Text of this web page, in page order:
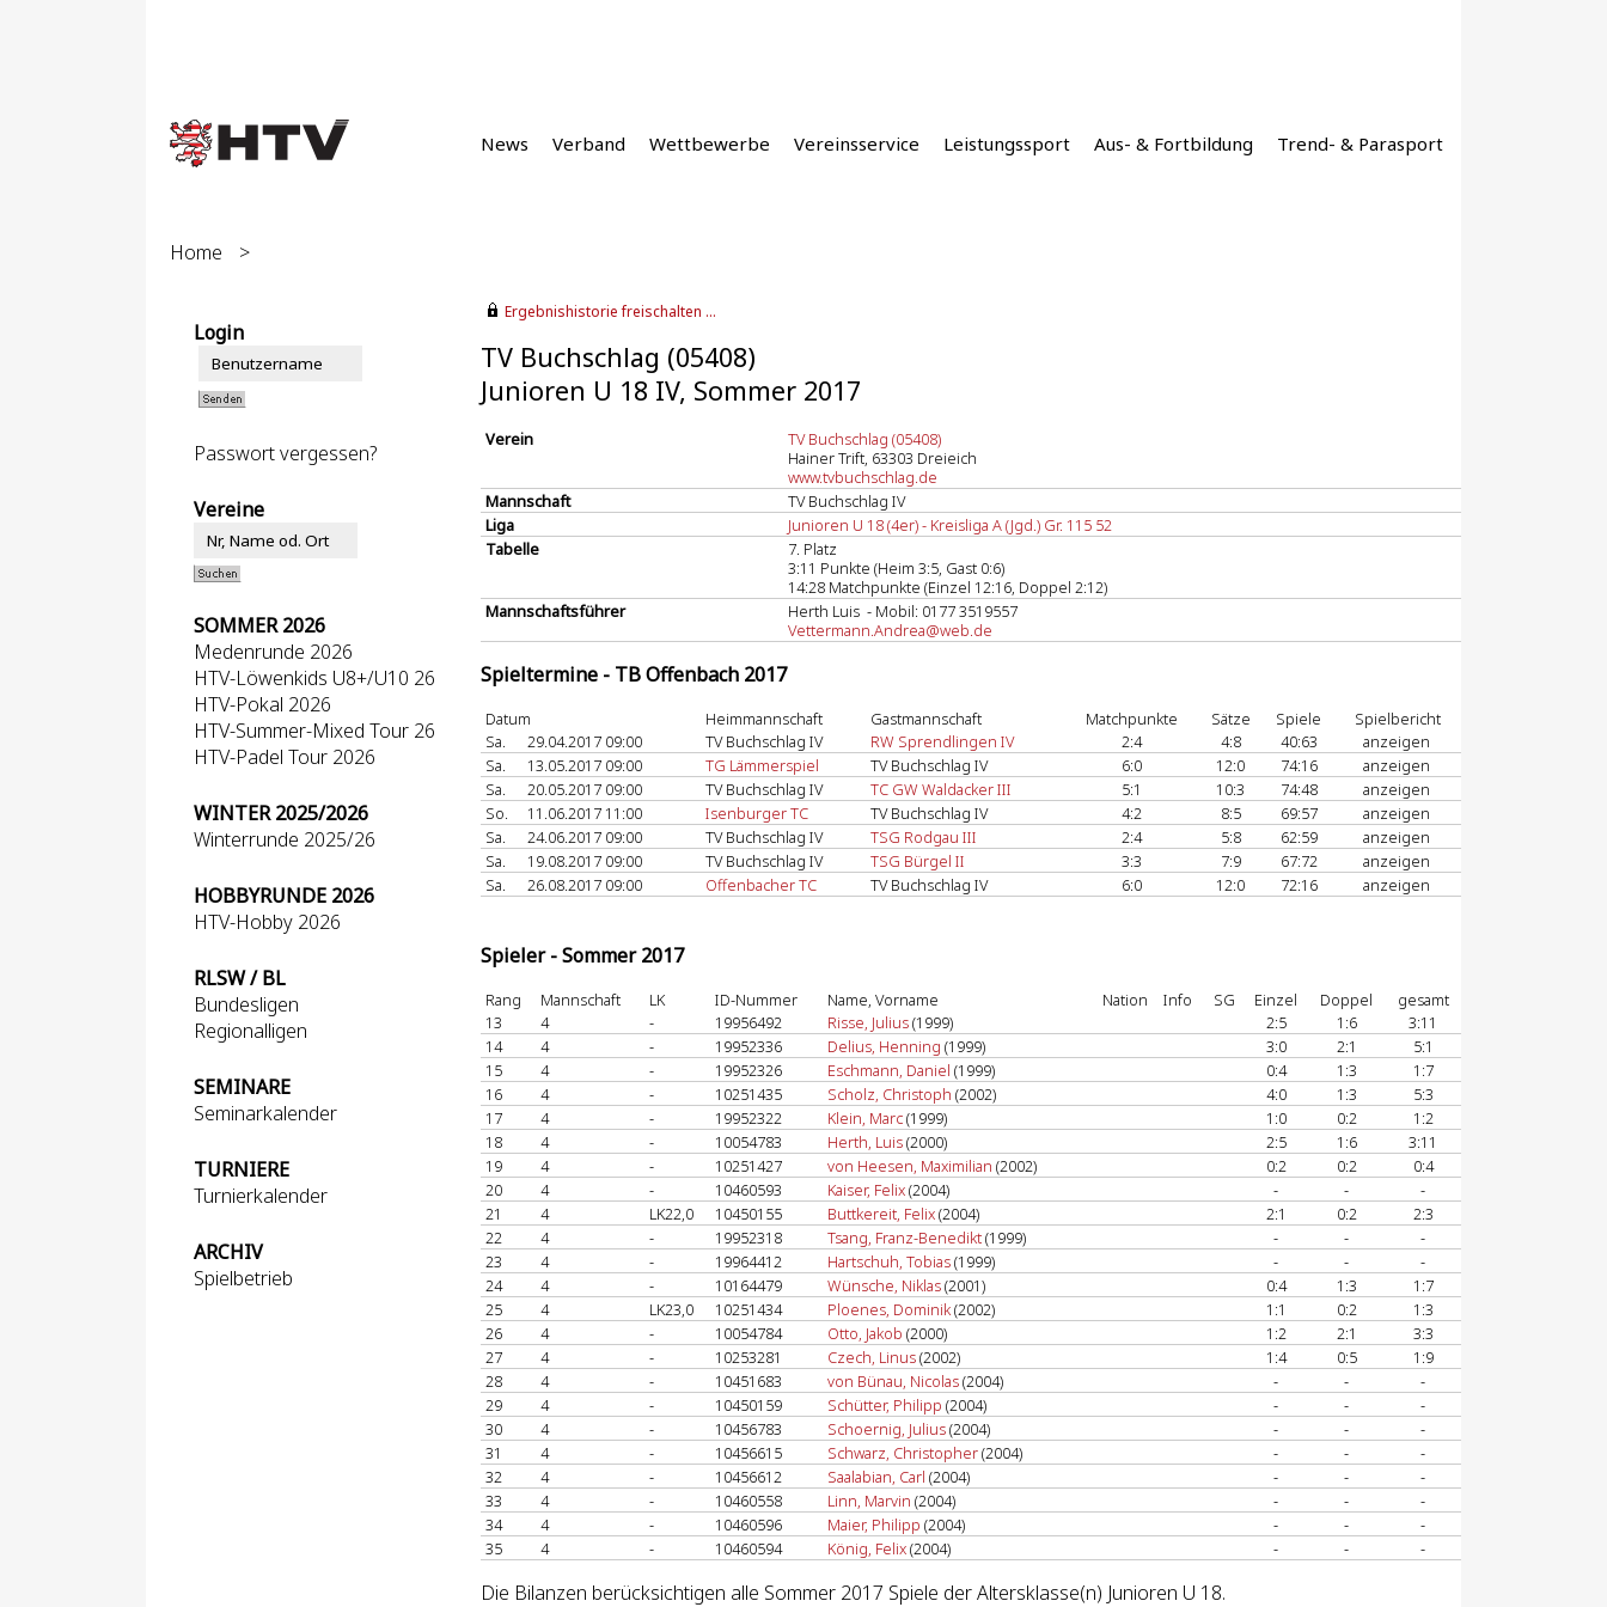
News Verband Wettbewerbe Vereinsservice Leistungssport Aus- & Fortbildung Trend- & Parasport
Home >
Login
Passwort vergessen?
Vereine
SOMMER 2026
Medenrunde 2026
HTV-Löwenkids U8+/U10 26
HTV-Pokal 2026
HTV-Summer-Mixed Tour 26
HTV-Padel Tour 2026
WINTER 2025/2026
Winterrunde 2025/26
HOBBYRUNDE 2026
HTV-Hobby 2026
RLSW / BL
Bundesligen
Regionalligen
SEMINARE
Seminarkalender
TURNIERE
Turnierkalender
ARCHIV
Spielbetrieb
Ergebnishistorie freischalten ...
TV Buchschlag (05408)
Junioren U 18 IV, Sommer 2017
Verein
TV Buchschlag (05408)
Hainer Trift, 63303 Dreieich
www.tvbuchschlag.de
Mannschaft
TV Buchschlag IV
Liga
Junioren U 18 (4er) - Kreisliga A (Jgd.) Gr. 115 52
Tabelle
7. Platz
3:11 Punkte (Heim 3:5, Gast 0:6)
14:28 Matchpunkte (Einzel 12:16, Doppel 2:12)
Mannschaftsführer
Herth Luis - Mobil: 0177 3519557
Vettermann.Andrea@web.de
Spieltermine - TB Offenbach 2017
Datum Heimmannschaft Gastmannschaft Matchpunkte Sätze Spiele
Spielbericht
Sa.
29.04.2017 09:00 TV Buchschlag IV RW Sprendlingen IV 2:4 4:8 40:63
anzeigen
Sa.
13.05.2017 09:00 TG Lämmerspiel TV Buchschlag IV 6:0 12:0 74:16
anzeigen
Sa.
20.05.2017 09:00 TV Buchschlag IV TC GW Waldacker III 5:1 10:3 74:48
anzeigen
So.
11.06.2017 11:00 Isenburger TC TV Buchschlag IV 4:2 8:5 69:57
anzeigen
Sa.
24.06.2017 09:00 TV Buchschlag IV TSG Rodgau III 2:4 5:8 62:59
anzeigen
Sa.
19.08.2017 09:00 TV Buchschlag IV TSG Bürgel II 3:3 7:9 67:72
anzeigen
Sa.
26.08.2017 09:00 Offenbacher TC TV Buchschlag IV 6:0 12:0 72:16 anzeigen
Spieler - Sommer 2017
Rang Mannschaft LK ID-Nummer Name, Vorname Nation Info SG Einzel Doppel
gesamt
13
4 - 19956492 Risse, Julius(1999) 2:5 1:6
3:11
14
4 - 19952336 Delius, Henning (1999) 3:0 2:1
5:1
15
4 - 19952326 Eschmann, Daniel (1999) 0:4 1:3
1:7
16
4 - 10251435 Scholz, Christoph (2002) 4:0 1:3
5:3
17
4 - 19952322 Klein, Marc(1999) 1:0 0:2
1:2
18
4 - 10054783 Herth, Luis(2000) 2:5 1:6
3:11
19
4 - 10251427 von Heesen, Maximilian (2002) 0:2 0:2
0:4
20
4 - 10460593 Kaiser, Felix(2004) - -
-
21
4 LK22,0 10450155 Buttkereit, Felix(2004) 2:1 0:2
2:3
22
4 - 19952318 Tsang, Franz-Benedikt(1999) - -
-
23
4 - 19964412 Hartschuh, Tobias(1999) - -
-
24
4 - 10164479 Wünsche, Niklas(2001) 0:4 1:3
1:7
25
4 LK23,0 10251434 Ploenes, Dominik(2002) 1:1 0:2
1:3
26
4 - 10054784 Otto, Jakob (2000) 1:2 2:1
3:3
27
4 - 10253281 Czech, Linus(2002) 1:4 0:5
1:9
28
4 - 10451683 von Bünau, Nicolas(2004) - -
-
29
4 - 10450159 Schütter, Philipp (2004) - -
-
30
4 - 10456783 Schoernig, Julius(2004) - -
-
31
4 - 10456615 Schwarz, Christopher(2004) - -
-
32
4 - 10456612 Saalabian, Carl (2004) - -
-
33
4 - 10460558 Linn, Marvin (2004) - -
-
34
4 - 10460596 Maier, Philipp (2004) - -
-
35
4 - 10460594 König, Felix(2004) - - -
Die Bilanzen berücksichtigen alle Sommer 2017 Spiele der Altersklasse(n) Junioren U 18.